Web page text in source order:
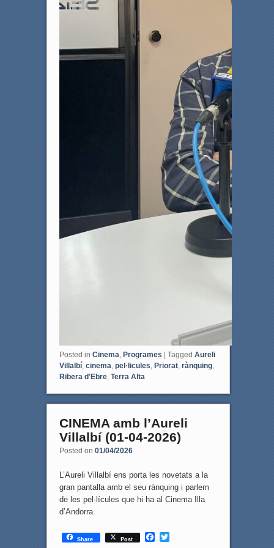
Posted in Cinema, Programes Tagged Aureli
Villalbí, cinema, pel·licules, Priorat, rànquing,
Ribera d'Ebre, Terra Alta
CINEMA amb l’Aureli
Villalbí (01-04-2026)
Posted on 01/04/2026
L’Aureli Villalbí ens porta les novetats a la
gran pantalla amb el seu rànquing i parlem
de les pel·lícules que hi ha al Cinema Illa
d’Andorra.
Share Post
F
T